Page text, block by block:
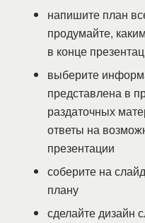
напишите план
продумайте,
в конце
выберите
представлена в
раздаточных
ответы на
презентации
соберите на
плану
сделайте дизайн